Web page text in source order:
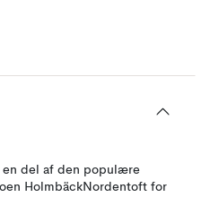
en del af den populære
HolmbäckNordentoft for